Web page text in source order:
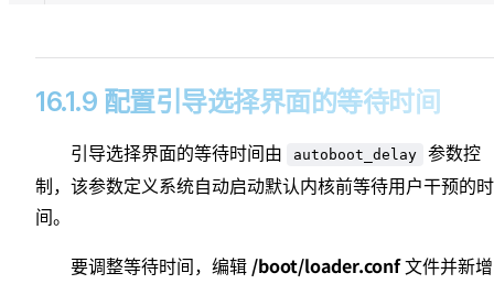
184
187
16.1.9 配置引导选择界面的等待时间
引导选择界面的等待时间由 autoboot_delay
参数控
制，该参数定义系统自动启动默认内核前等待用户干预的时
间。
要调整等待时间，编辑 /boot/loader.conf文件并新